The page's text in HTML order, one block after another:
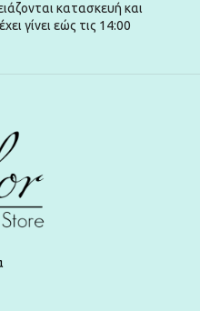
κατασκευή και
γίνει εώς τις 14:00